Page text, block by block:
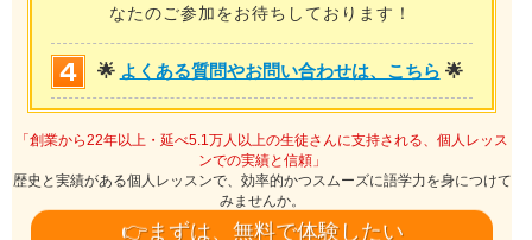
なたのご参加をお待ちしております！
🌟 よくある質問やお問い合わせは、こちら 🌟
「創業から22年以上・延べ5.1万人以上の生徒さんに支持される、個人レッス
ンでの実績と信頼」
歴史と実績がある個人レッスンで、効率的かつスムーズに語学力を身につけて
みませんか。
👉まずは、無料で体験したい